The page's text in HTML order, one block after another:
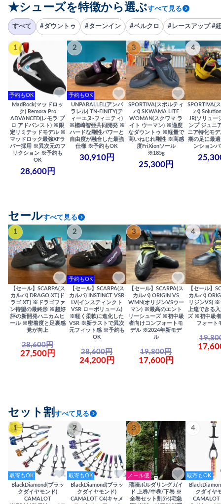
★シューズを特徴から選ぶすべて見る
すべて #ダウントゥ #ターンイン #ベルクロ #レースアップ #
1
予約もOK
MadRock(マッドロッ
ク) Remora Pro
ADVANCED(レモラ プ
ロ アドバンスト) ※限
定リミテッドモデル ※
マッドロック最強XFラ
バー採用 ※異次元のフ
リクション ※予約も
OK
28,600円
2
予約もOK
UNPARALLEL(アンパ
ラレル) TN-FINITY(テ
ィーエヌ-フィニティ)
※楢崎智亜共同開発 ※
ハードな剛性パワーと
自由度が融合した最強
仕様 ※予約もOK
30,910円
3
SPORTIVA(スポルティ
バ) SKWAMA LITE
WOMAN(スクワマ ラ
イト ウーマン) ※適度
なダウントゥ ※軽量で
高いねじれ剛性 ※高感
度FriXionソール
※185g
25,300円
4
SPORTIVA(
バ)
JR(ソリュー
ンプ ジュニ
ニア特化モ
期の足に最
ンション
セールすべて見る
1
【セール】SCARPA(ス
カルパ) DRAGO XT(ド
ラゴ XT) ※ドラゴファ
ン待望の最終形 ※超好
評の新開発ハニカムヒ
ール ※密着度と足裏感
覚が向上
28,600円
27,500円
2
予約もOK
【セール】SCARPA(ス
カルパ) INSTINCT VSR
LV(インスティンクト
VSR ローボリューム)
※軽く柔軟に進化した
VSR ※新ラストで異次
元フィット感 ※予約も
OK
28,600円
24,200円
3
【セール】SCARPA(ス
カルパ) ORIGIN VS
WMN(オリジンVSウー
マン) ※最高のエント
リーシューズ ※初中級
者向けコンフォートモ
デル ※2024年新モデ
ル
19,800円
17,600円
4
【セール】
カルパ)
リジンVS) ※
上達できる
ズ ※初中級
フォート
セット割 すべて見る
1
取寄もOK
BlackDiamond(ブラッ
クダイヤモンド)
CAMALOT
2
取寄もOK
BlackDiamond(ブラッ
クダイヤモンド)
CAMALOT C4(キャメ
3
メール便
瑞牆ボルダリングガイ
ド 上巻/中巻/下巻 ※
全巻セット割5%(宅急
4
取寄もOK
クダイヤ